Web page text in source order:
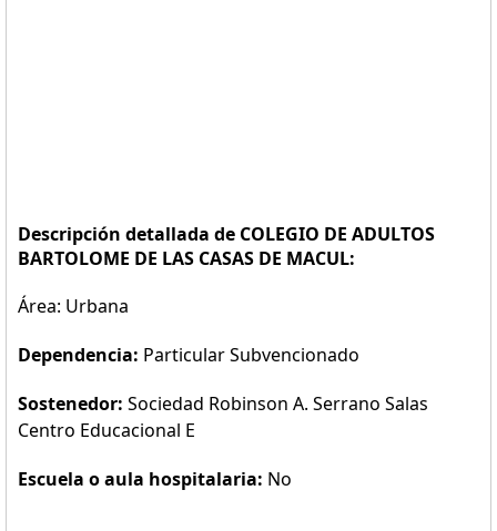
Descripción detallada de COLEGIO DE ADULTOS
BARTOLOME DE LAS CASAS DE MACUL:
Área: Urbana
Dependencia: Particular Subvencionado
Sostenedor: Sociedad Robinson A. Serrano Salas
Centro Educacional E
Escuela o aula hospitalaria: No